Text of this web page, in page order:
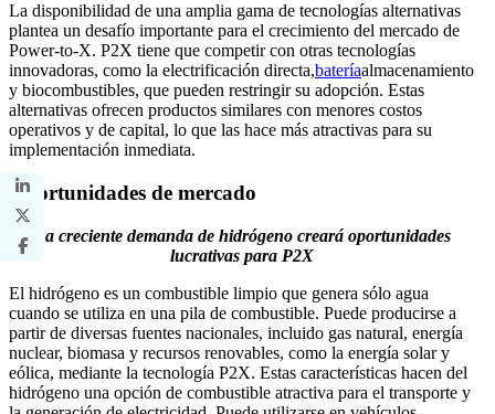
La disponibilidad de una amplia gama de tecnologías alternativas
plantea un desafío importante para el crecimiento del mercado de
Power-to-X. P2X tiene que competir con otras tecnologías
innovadoras, como la electrificación directa,bateríaalmacenamiento
y biocombustibles, que pueden restringir su adopción. Estas
alternativas ofrecen productos similares con menores costos
operativos y de capital, lo que las hace más atractivas para su
implementación inmediata.
Oportunidades de mercado
La creciente demanda de hidrógeno creará oportunidades
lucrativas para P2X
El hidrógeno es un combustible limpio que genera sólo agua
cuando se utiliza en una pila de combustible. Puede producirse a
partir de diversas fuentes nacionales, incluido gas natural, energía
nuclear, biomasa y recursos renovables, como la energía solar y
eólica, mediante la tecnología P2X. Estas características hacen del
hidrógeno una opción de combustible atractiva para el transporte y